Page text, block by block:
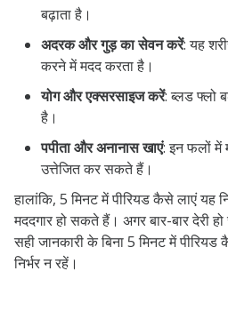
बढ़ाता है।
अदरक और गुड़ का सेवन करें: यह
करने में मदद करता है।
योग और एक्सरसाइज करें: ब्लड फ्लो
है।
पपीता और अनानास खाएं: इन फलों में
उत्तेजित कर सकते हैं।
हालांकि, 5 मिनट में पीरियड कैसे लाएं यह
मददगार हो सकते हैं। अगर बार-बार देरी
सही जानकारी के बिना 5 मिनट में
निर्भर न रहें।